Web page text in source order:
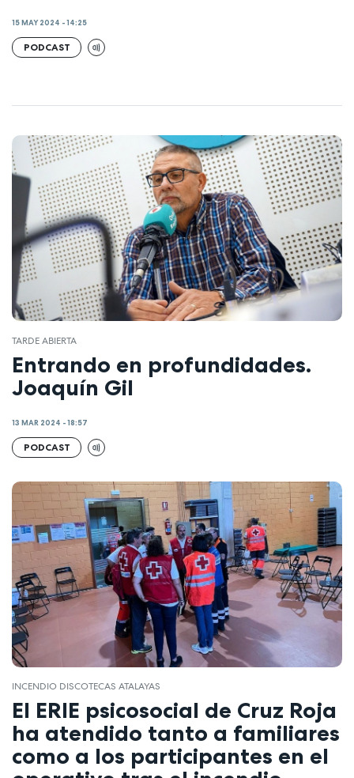
15 MAY 2024 - 14:25
PODCAST
TARDE ABIERTA
Entrando en profundidades.
Joaquín Gil
13 MAR 2024 - 18:57
PODCAST
INCENDIO DISCOTECAS ATALAYAS
El ERIE psicosocial de Cruz Roja
ha atendido tanto a familiares
como a los participantes en el